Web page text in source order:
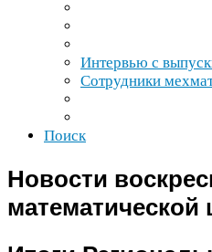
Интервью с
Сотрудники
Поиск
Новости